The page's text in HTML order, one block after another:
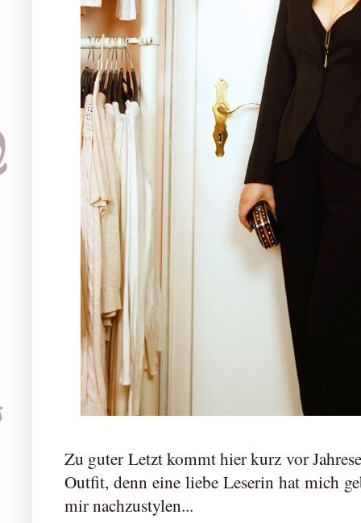
Zu guter Letzt kommt hier kurz vor
Outfit, denn eine liebe Leserin hat mich
mir nachzustylen...